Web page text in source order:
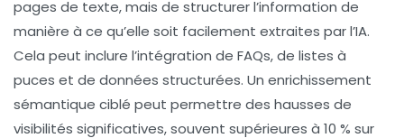
pages de texte, mais de structurer l’information de
manière à ce qu’elle soit facilement extraites par l’IA.
Cela peut inclure l’intégration de FAQs, de listes à
puces et de données structurées. Un enrichissement
sémantique ciblé peut permettre des hausses de
visibilités significatives, souvent supérieures à 10 % sur